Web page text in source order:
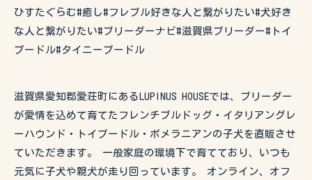
ひすたぐらむ#癒し#フレブル好きな人と繋がりたい#犬好き
な人と繋がりたい#ブリーダーナビ#滋賀県ブリーダー#トイ
プードル#タイニープードル
滋賀県愛知郡愛荘町にあるLUPINUS HOUSEでは、ブリーダー
が愛情を込めて育てたフレンチブルドッグ・イタリアングレ
ーハウンド・トイプードル・ポメラニアンの子犬を直販させ
ていただきます。 一般家庭の環境下で育てており、いつも
元気に子犬や親犬が走り回っています。 オンライン、オフ